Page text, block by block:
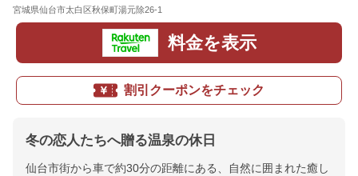
宮城県仙台市太白区秋保町湯元除26-1
料金を表示
割引クーポンをチェック
冬の恋人たちへ贈る温泉の休日
仙台市街から車で約30分の距離にある、自然に囲まれた癒し